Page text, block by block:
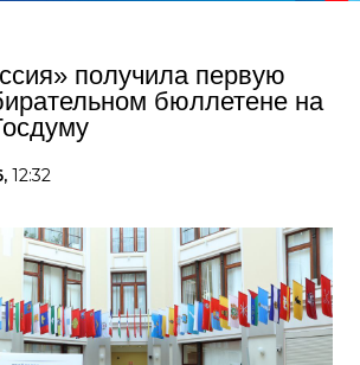
получила первую
бюллетене на
12:32